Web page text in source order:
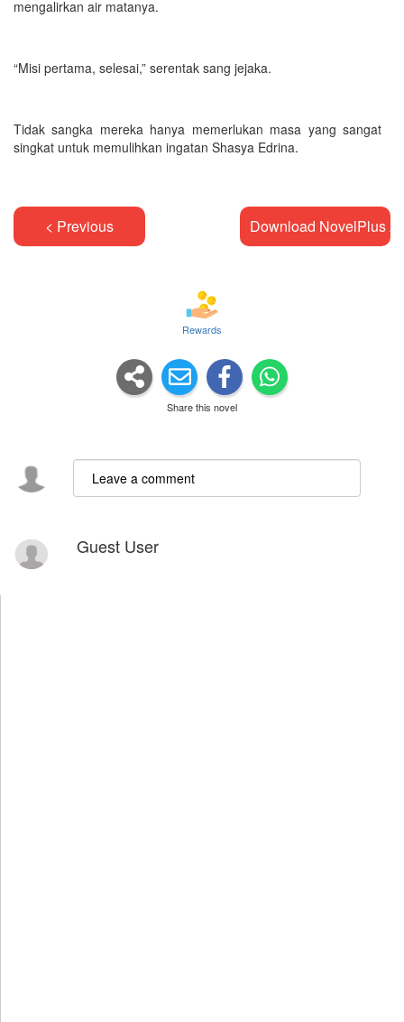
mengalirkan air matanya.
“Misi pertama, selesai,” serentak sang jejaka.
Tidak sangka mereka hanya memerlukan masa yang sangat
singkat untuk memulihkan ingatan Shasya Edrina.
< Previous Download NovelPlus
Rewards
Share this novel
Guest User